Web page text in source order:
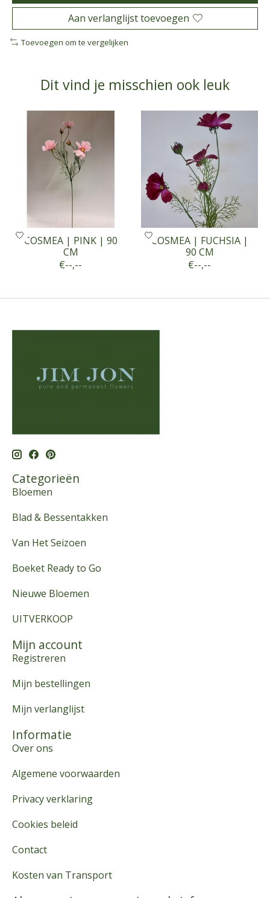
Aan verlanglijst toevoegen
Toevoegen om te vergelijken
Dit vind je misschien ook leuk
COSMEA | PINK | 90
CM
€--,--
COSMEA | FUCHSIA |
90 CM
€--,--
Categorieën
Bloemen
Blad & Bessentakken
Van Het Seizoen
Boeket Ready to Go
Nieuwe Bloemen
UITVERKOOP
Mijn account
Registreren
Mijn bestellingen
Mijn verlanglijst
Informatie
Over ons
Algemene voorwaarden
Privacy verklaring
Cookies beleid
Contact
Kosten van Transport